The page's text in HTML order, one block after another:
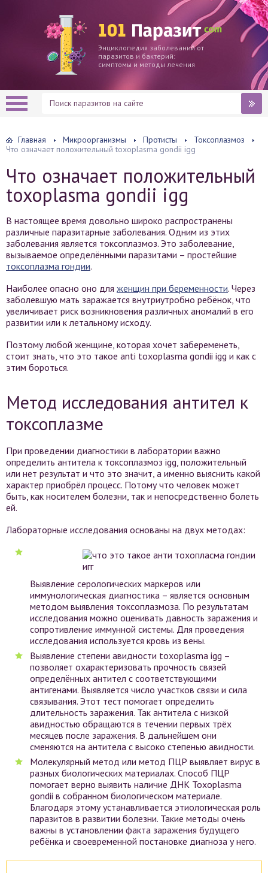
Энциклопедия заболеваний от
паразитов и бактерий:
симптомы и методы лечения
Главная Микроорганизмы Протисты
Токсоплазмоз
Что означает положительный toxoplasma gondii igg
Что означает положительный
toxoplasma gondii igg
В настоящее время довольно широко распространены
различные паразитарные заболевания. Одним из этих
заболевания является токсоплазмоз. Это заболевание,
вызываемое определёнными паразитами – простейшие
токсоплазма гондии.
Наиболее опасно оно для женщин при беременности. Через
заболевшую мать заражается внутриутробно ребёнок, что
увеличивает риск возникновения различных аномалий в его
развитии или к летальному исходу.
Поэтому любой женщине, которая хочет забеременеть,
стоит знать, что это такое anti toxoplasma gondii igg и как с
этим бороться.
Метод исследования антител к
токсоплазме
При проведении диагностики в лаборатории важно
определить антитела к токсоплазмоз igg, положительный
или нет результат и что это значит, а именно выяснить какой
характер приобрёл процесс. Потому что человек может
быть, как носителем болезни, так и непосредственно болеть
ей.
Лабораторные исследования основаны на двух методах:
Выявление серологических маркеров или
иммунологическая диагностика – является основным
методом выявления токсоплазмоза. По результатам
исследования можно оценивать давность заражения и
сопротивление иммунной системы. Для проведения
исследования используется кровь из вены.
Выявление степени авидности toxoplasma igg –
позволяет охарактеризовать прочность связей
определённых антител с соответствующими
антигенами. Выявляется число участков связи и сила
связывания. Этот тест помогает определить
длительность заражения. Так антитела с низкой
авидностью обращаются в течении первых трёх
месяцев после заражения. В дальнейшем они
сменяются на антитела с высоко степенью авидности.
Молекулярный метод или метод ПЦР выявляет вирус в
разных биологических материалах. Способ ПЦР
помогает верно выявить наличие ДНК Toxoplasma
gondii в собранном биологическом материале.
Благодаря этому устанавливается этиологическая роль
паразитов в развитии болезни. Такие методы очень
важны в установлении факта заражения будущего
ребёнка и своевременной постановке диагноза у него.